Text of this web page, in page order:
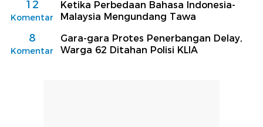
12
Komentar
Ketika Perbedaan Bahasa Indonesia-
Malaysia Mengundang Tawa
8
Komentar
Gara-gara Protes Penerbangan Delay,
Warga 62 Ditahan Polisi KLIA